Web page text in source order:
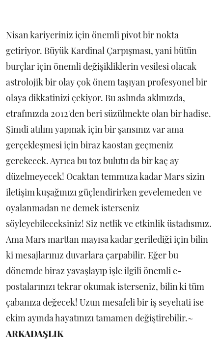
Nisan kariyeriniz için önemli pivot bir nokta
getiriyor. Büyük Kardinal Çarpışması, yani bütün
burçlar için önemli değişikliklerin vesilesi olacak
astrolojik bir olay çok önem taşıyan profesyonel bir
olaya dikkatinizi çekiyor. Bu aslında aklınızda,
etrafınızda 2012'den beri süzülmekte olan bir hadise.
Şimdi atılım yapmak için bir şansınız var ama
gerçekleşmesi için biraz kaostan geçmeniz
gerekecek. Ayrıca bu toz bulutu da bir kaç ay
düzelmeyecek! Ocaktan temmuza kadar Mars sizin
iletişim kuşağınızı güçlendirirken gevelemeden ve
oyalanmadan ne demek isterseniz
söyleyebileceksiniz! Siz netlik ve etkinlik üstadısınız.
Ama Mars marttan mayısa kadar gerilediği için bilin
ki mesajlarınız duvarlara çarpabilir. Eğer bu
dönemde biraz yavaşlayıp işle ilgili önemli e-
postalarınızı tekrar okumak isterseniz, bilin ki tüm
çabanıza değecek! Uzun mesafeli bir iş seyehati ise
ekim ayında hayatınızı tamamen değiştirebilir.~
ARKADAŞLIK